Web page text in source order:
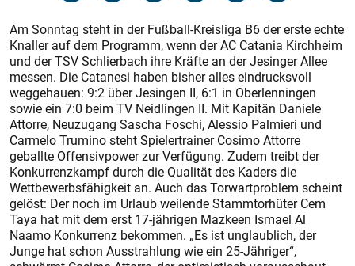
Am Sonntag steht in der Fußball-Kreisliga B6 der erste echte
Knaller auf dem Programm, wenn der AC Catania Kirchheim
und der TSV Schlierbach ihre Kräfte an der Jesinger Allee
messen. Die Catanesi haben bisher alles eindrucksvoll
weggehauen: 9:2 über Jesingen II, 6:1 in Oberlenningen
sowie ein 7:0 beim TV Neidlingen II. Mit Kapitän Daniele
Attorre, Neuzugang Sascha Foschi, Alessio Palmieri und
Carmelo Trumino steht Spielertrainer Cosimo Attorre
geballte Offensivpower zur Verfügung. Zudem treibt der
Konkurrenzkampf durch die Qualität des Kaders die
Wettbewerbsfähigkeit an. Auch das Torwartproblem scheint
gelöst: Der noch im Urlaub weilende Stammtorhüter Cem
Taya hat mit dem erst 17-jährigen Mazkeen Ismael Al
Naamo Konkurrenz bekommen. „Es ist unglaublich, der
Junge hat schon Ausstrahlung wie ein 25-Jähriger“,